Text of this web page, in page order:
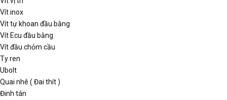
Vít inox
Vít tự khoan đầu bằng
Vít Ecu đầu bằng
Vít đầu chỏm cầu
Ty ren
Ubolt
Quai nhê ( Đai thít )
Đinh tán